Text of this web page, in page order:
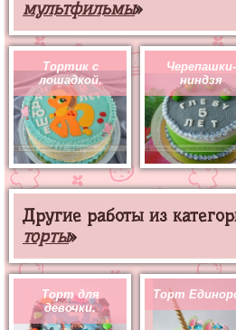
мультфильмы»
Тортик с
лошадкой.
Черепашки-
ниндзя
Другие работы из
торты»
Торт для
девочки.
Торт